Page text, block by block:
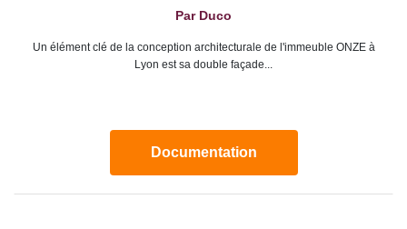
Par Duco
Un élément clé de la conception architecturale de l'immeuble ONZE à
Lyon est sa double façade...
Documentation